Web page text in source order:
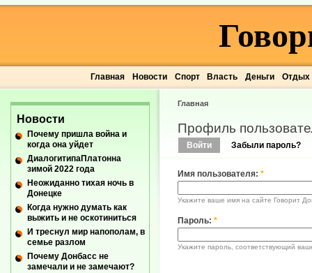
Главная Новости Спорт Власть Деньги Отдых
Главная
Профиль
Войти Забыли пароль?
Имя пользователя: *
Укажите ваше имя на сайте Говорит
Пароль: *
Укажите пароль, соответствующий
Новости
Почему пришла война и
когда она уйдет
ДиалогитипаПлатонна
зимой 2022 года
Неожиданно тихая ночь в
Донецке
Когда нужно думать как
выжить и не оскотиниться
И треснул мир напополам, в
семье разлом
Почему Донбасс не
замечали и не замечают?